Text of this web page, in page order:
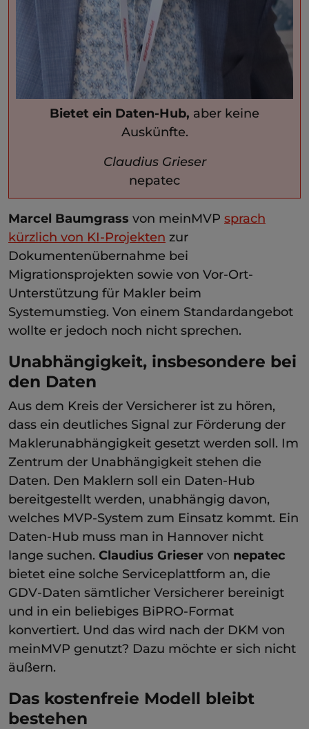
Bietet ein Daten-Hub, aber keine
Auskünfte.
Claudius Grieser
nepatec
Marcel Baumgrass von meinMVP sprach
kürzlich von KI-Projekten zur
Dokumentenübernahme bei
Migrationsprojekten sowie von Vor-Ort-
Unterstützung für Makler beim
Systemumstieg. Von einem Standardangebot
wollte er jedoch noch nicht sprechen.
Unabhängigkeit, insbesondere bei
den Daten
Aus dem Kreis der Versicherer ist zu hören,
dass ein deutliches Signal zur Förderung der
Maklerunabhängigkeit gesetzt werden soll. Im
Zentrum der Unabhängigkeit stehen die
Daten. Den Maklern soll ein Daten-Hub
bereitgestellt werden, unabhängig davon,
welches MVP-System zum Einsatz kommt. Ein
Daten-Hub muss man in Hannover nicht
lange suchen. Claudius Grieser von nepatec
bietet eine solche Serviceplattform an, die
GDV-Daten sämtlicher Versicherer bereinigt
und in ein beliebiges BiPRO-Format
konvertiert. Und das wird nach der DKM von
meinMVP genutzt? Dazu möchte er sich nicht
äußern.
Das kostenfreie Modell bleibt
bestehen